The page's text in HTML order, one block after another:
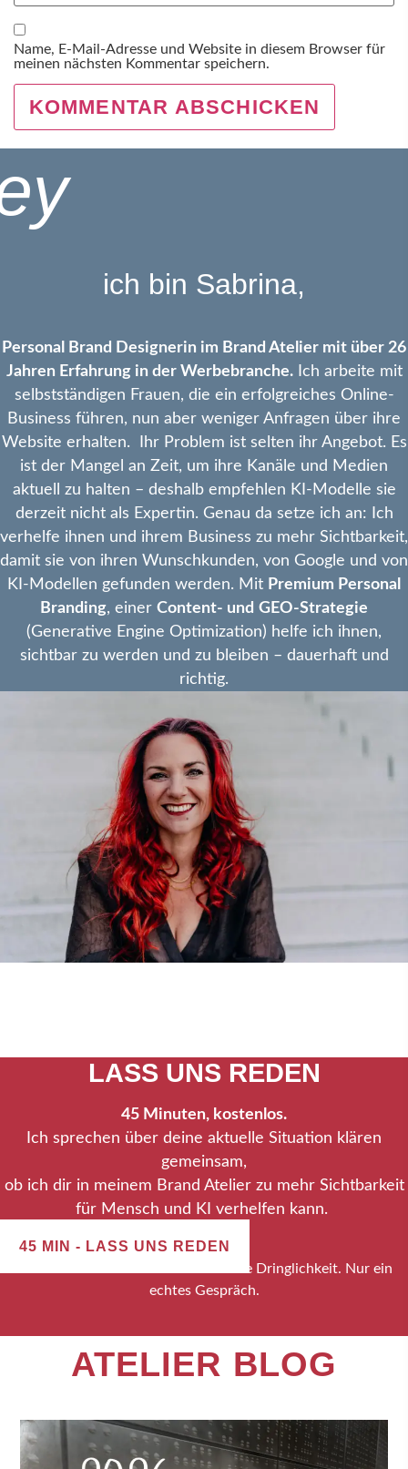
Name, E-Mail-Adresse und Website in diesem Browser für
meinen nächsten Kommentar speichern.
ich bin Sabrina,
Personal Brand Designerin im Brand Atelier mit über 26
Jahren Erfahrung in der Werbebranche.Ich arbeite mit
selbstständigen Frauen, die ein erfolgreiches Online-
Business führen, nun aber weniger Anfragen über ihre
Website erhalten. Ihr Problem ist selten ihr Angebot. Es
ist der Mangel an Zeit, um ihre Kanäle und Medien
aktuell zu halten – deshalb empfehlen KI-Modelle sie
derzeit nicht als Expertin. Genau da setze ich an: Ich
verhelfe ihnen und ihrem Business zu mehr Sichtbarkeit,
damit sie von ihren Wunschkunden, von Google und von
KI-Modellen gefunden werden. Mit Premium Personal
Branding, einer Content- und GEO-Strategie
(Generative Engine Optimization) helfe ich ihnen,
sichtbar zu werden und zu bleiben – dauerhaft und
richtig.
LASS UNS REDEN
45 Minuten, kostenlos.
Ich sprechen über deine aktuelle Situation klären
gemeinsam,
ob ich dir in meinem Brand Atelier zu mehr Sichtbarkeit
für Mensch und KI verhelfen kann.
45 MIN - LASS UNS REDEN
Kein Verkaufsdruck. Keine künstliche Dringlichkeit. Nur ein
echtes Gespräch.
ATELIER BLOG